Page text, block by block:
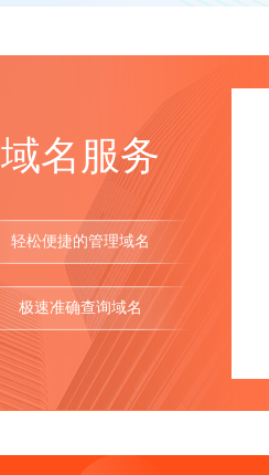
域名服务
轻松便捷的管理域名
极速准确查询域名